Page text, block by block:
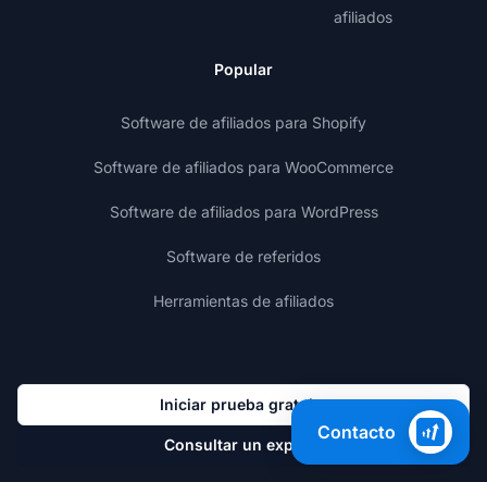
afiliados
Popular
Software de afiliados para Shopify
Software de afiliados para WooCommerce
Software de afiliados para WordPress
Software de referidos
Herramientas de afiliados
Iniciar prueba gratuita
Consultar un experto
Contacto